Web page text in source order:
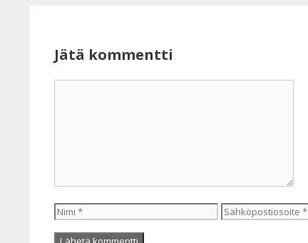
Jätä kommentti
Nimi Sähköpostiosoite